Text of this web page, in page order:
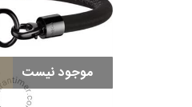
موجود نیست